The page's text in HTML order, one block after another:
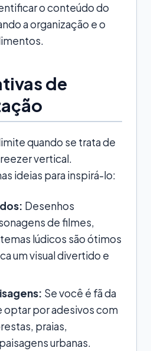
o conteúdo do
a organização e o
de
quando se trata de
vertical.
ideias para inspirá-lo:
Desenhos
de filmes,
lúdicos são ótimos
um visual divertido e
Se você é fã da
optar por adesivos com
praias,
urbanas.